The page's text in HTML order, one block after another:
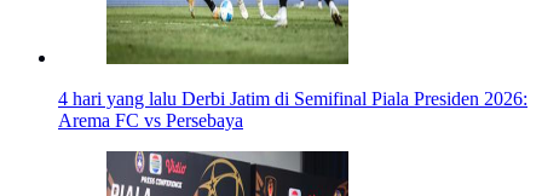
4 hari yang lalu Derbi Jatim di Semifinal Piala Presiden 2026:
Arema FC vs Persebaya